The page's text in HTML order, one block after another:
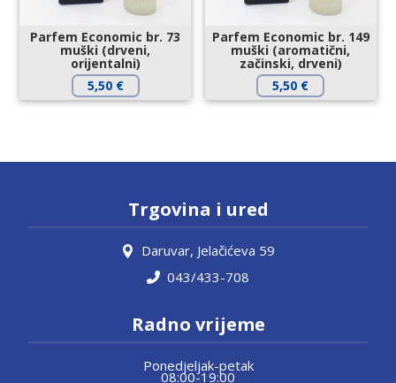
Parfem Economic br. 73
muški (drveni,
orijentalni)
5,50 €
Parfem Economic br. 149
muški (aromatični,
začinski, drveni)
5,50 €
Trgovina i ured
Daruvar, Jelačićeva 59
043/433-708
Radno vrijeme
Ponedjeljak-petak
08:00-19:00